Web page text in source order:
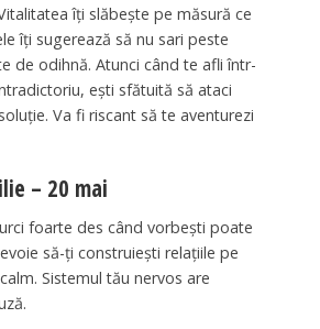
îți slăbește pe măsură ce
îți sugerează să nu sari peste
de odihnă. Atunci când te afli într-
ești sfătuită să ataci
Va fi riscant să te aventurezi
– 20 mai
foarte des când vorbești poate
să-ți construiești relațiile pe
Sistemul tău nervos are